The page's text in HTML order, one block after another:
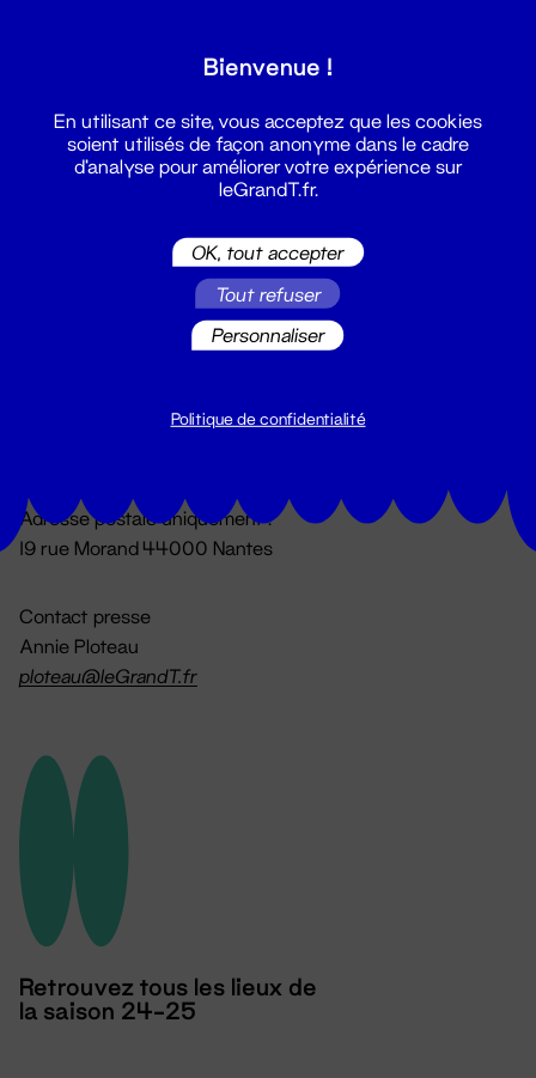
Du lundi au vendredi 14h → 18h
Adresse postale uniquement :
19 rue Morand 44000 Nantes
Contact presse
Annie Ploteau
ploteau@leGrandT.fr
Retrouvez tous les lieux de
la saison 24-25
Bienvenue !
En utilisant ce site, vous acceptez que les cookies
soient utilisés de façon anonyme dans le cadre
d'analyse pour améliorer votre expérience sur
leGrandT.fr.
OK, tout accepter
Tout refuser
Personnaliser
Politique de confidentialité